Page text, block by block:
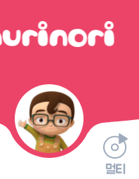
멀티